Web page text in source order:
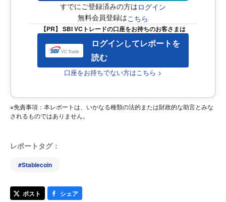
すでにご登録済みの方はログイン
無料会員登録はこちら
【PR】 SBI VCトレードの口座をお持ちのお客さまは
ログインしてレポートを
読む
口座をお持ちでない方はこちら >
※免責事項：本レポートは、いかなる種類の法的または財政的な助言とみな
されるものではありません。
レポートタグ：
#Stablecoin
ポスト シェア